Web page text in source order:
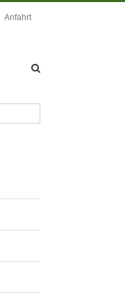
Anfahrt